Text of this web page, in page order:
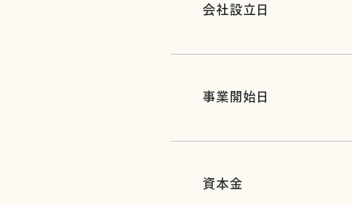
会社設立日
事業開始日
資本金